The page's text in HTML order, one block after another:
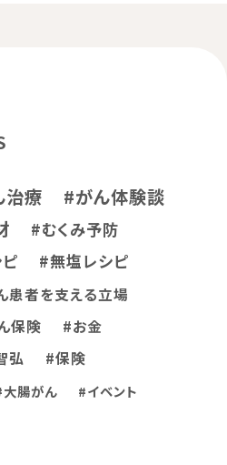
治療
#がん体験談
#むくみ予防
#無塩レシピ
患者を支える立場
保険
#お金
弘 #保険
腸がん
#イベント